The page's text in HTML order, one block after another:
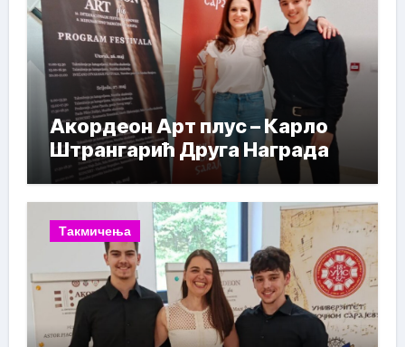
Акордеон Арт плус – Карло
Штрангарић Друга Награда
Такмичења